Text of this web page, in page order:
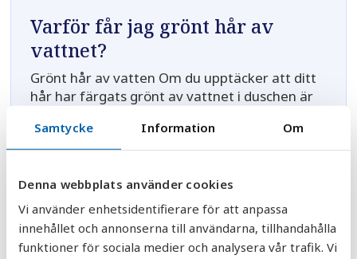
Samtycke Information Om
Denna webbplats använder cookies
Vi använder enhetsidentifierare för att anpassa
innehållet och annonserna till användarna, tillhandahålla
funktioner för sociala medier och analysera vår trafik. Vi
Varför får jag grönt hår av
vattnet?
Grönt hår av vatten Om du upptäcker att ditt
hår har färgats grönt av vattnet i duschen är
även kallat surt vatten. Det som har hänt är
att det aggress...
Läs mer